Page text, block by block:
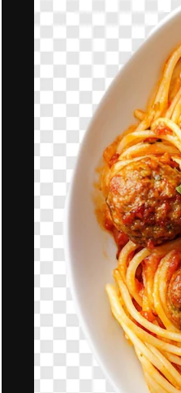
3D-модели
Шрифты
Креативная
ваших лучших
подписчиков
предприятий,
Pусский